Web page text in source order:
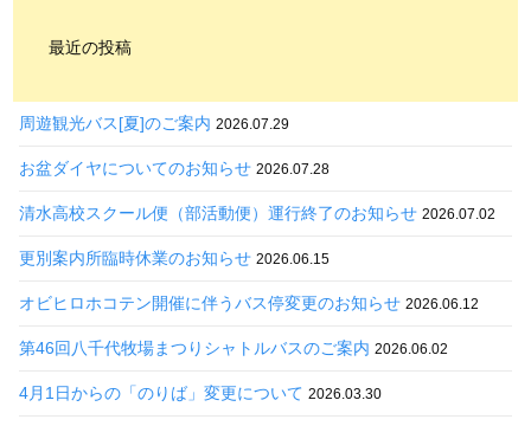
最近の投稿
周遊観光バス[夏]のご案内 2026.07.29
お盆ダイヤについてのお知らせ 2026.07.28
清水高校スクール便（部活動便）運行終了のお知らせ 2026.07.02
更別案内所臨時休業のお知らせ 2026.06.15
オビヒロホコテン開催に伴うバス停変更のお知らせ 2026.06.12
第46回八千代牧場まつりシャトルバスのご案内 2026.06.02
4月1日からの「のりば」変更について 2026.03.30